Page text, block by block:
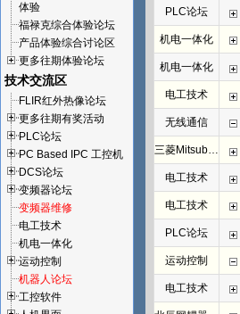
体验
福禄克综合体验论坛
产品体验综合讨论区
更多往期体验论坛
技术交流区
FLIR红外热像论坛
更多往期有奖活动
PLC论坛
PC Based IPC 工控机
DCS论坛
变频器论坛
变频器维修
电工技术
机电一体化
运动控制
机器人论坛
工控软件
PLC论坛
机电一体化
机电一体化
电工技术
无线通信
三菱Mitsubishi
电工技术
电工技术
PLC论坛
运动控制
电工技术